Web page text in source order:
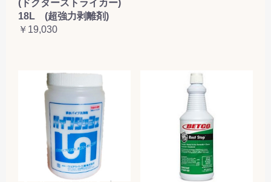
(ドクターストライカー)
18L (超強力剥離剤)
￥19,030